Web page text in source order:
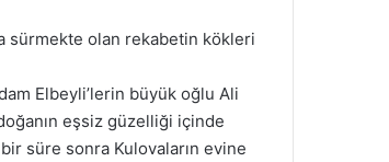
sürmekte olan rekabetin kökleri
Elbeyli’lerin büyük oğlu Ali
doğanın eşsiz güzelliği içinde
süre sonra Kulovaların evine